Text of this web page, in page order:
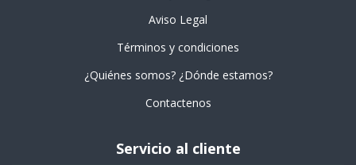
Aviso Legal
Términos y condiciones
¿Quiénes somos? ¿Dónde estamos?
Contactenos
Servicio al cliente